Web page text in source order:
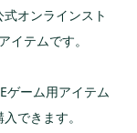
オンラインスト
イテムです。
ゲーム用アイテム
できます。